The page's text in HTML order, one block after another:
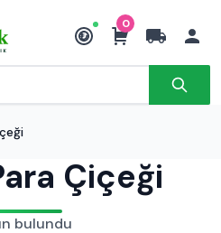
₺
0
Çiçeği
bulundu